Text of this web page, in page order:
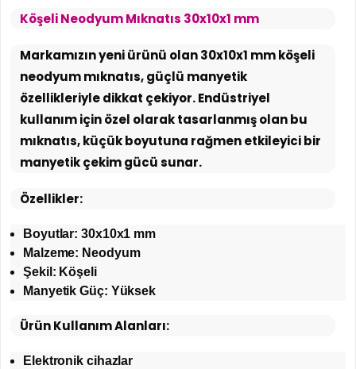
Köşeli Neodyum Mıknatıs 30x10x1 mm
Markamızın yeni ürünü olan 30x10x1 mm köşeli
neodyum mıknatıs, güçlü manyetik
özellikleriyle dikkat çekiyor. Endüstriyel
kullanım için özel olarak tasarlanmış olan bu
mıknatıs, küçük boyutuna rağmen etkileyici bir
manyetik çekim gücü sunar.
Özellikler:
Boyutlar: 30x10x1 mm
Malzeme: Neodyum
Şekil: Köşeli
Manyetik Güç: Yüksek
Ürün Kullanım Alanları:
Elektronik cihazlar